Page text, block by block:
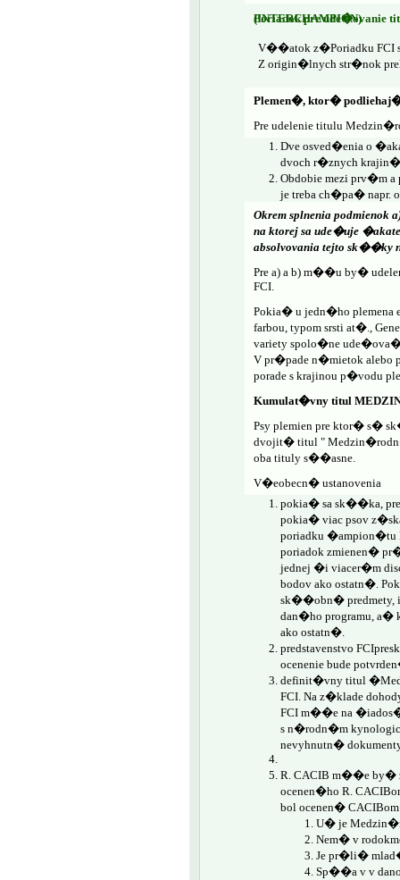
Poriadok pre ude�ovanie titulu MEDZIN�RODN� �AMPI�N KR�SY (INTERCHAMPION)
V��atok z�Poriadku FCI
Z origin�lnych str�nok
Plemen�, ktor�
Pre udelenie titulu
Dve osved�enia o
dvoch r�znych
Obdobie mezi prv�m
je treba ch�pa� napr.
Okrem splnenia
na ktorej sa ude�uje
absolvovania tejto sk��ky
Pre a) a b) m��u by�
FCI.
Pokia� u jedn�ho plemena
farbou, typom srsti at�.,
variety spolo�ne
V pr�pade n�mietok alebo
porade s krajinou p�vodu
Kumulat�vny titul
Psy plemien pre ktor� s�
dvojit� titul "
oba tituly s��asne.
V�eobecn� ustanovenia
pokia� sa sk��ka,
pokia� viac psov
poriadku �ampion�tu
poriadok zmienen�
jednej �i viacer�m
bodov ako ostatn�.
sk��obn� predmety,
dan�ho programu, a�
ako ostatn�.
predstavenstvo
ocenenie bude
definit�vny titul
FCI. Na z�klade
FCI m��e na
s n�rodn�m
nevyhnutn�
R. CACIB m��e by�
ocenen�ho R.
bol ocenen�
U� je
Nem� v
Je pr�li� mlad�
Sp��a v v